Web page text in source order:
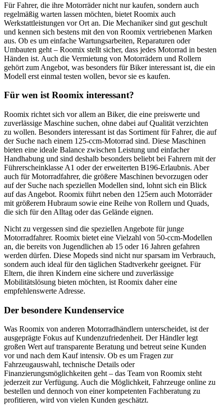
Für Fahrer, die ihre Motorräder nicht nur kaufen, sondern auch
regelmäßig warten lassen möchten, bietet Roomix auch
Werkstattleistungen vor Ort an. Die Mechaniker sind gut geschult
und kennen sich bestens mit den von Roomix vertriebenen Marken
aus. Ob es um einfache Wartungsarbeiten, Reparaturen oder
Umbauten geht – Roomix stellt sicher, dass jedes Motorrad in besten
Händen ist. Auch die Vermietung von Motorrädern und Rollern
gehört zum Angebot, was besonders für Biker interessant ist, die ein
Modell erst einmal testen wollen, bevor sie es kaufen.
Für wen ist Roomix interessant?
Roomix richtet sich vor allem an Biker, die eine preiswerte und
zuverlässige Maschine suchen, ohne dabei auf Qualität verzichten
zu wollen. Besonders interessant ist das Sortiment für Fahrer, die auf
der Suche nach einem 125-ccm-Motorrad sind. Diese Maschinen
bieten eine ideale Balance zwischen Leistung und einfacher
Handhabung und sind deshalb besonders beliebt bei Fahrern mit der
Führerscheinklasse A1 oder der erweiterten B196-Erlaubnis. Aber
auch für Motorradfahrer, die größere Maschinen bevorzugen oder
auf der Suche nach speziellen Modellen sind, lohnt sich ein Blick
auf das Angebot. Roomix führt neben den 125ern auch Motorräder
mit größerem Hubraum sowie eine Reihe von Rollern und Quads,
die sich für den Alltag oder das Gelände eignen​.
Nicht zu vergessen sind die speziellen Angebote für junge
Motorradfahrer. Roomix bietet eine Vielzahl von 50-ccm-Modellen
an, die bereits von Jugendlichen ab 15 oder 16 Jahren gefahren
werden dürfen. Diese Mopeds sind nicht nur sparsam im Verbrauch,
sondern auch ideal für den täglichen Stadtverkehr geeignet. Für
Eltern, die ihren Kindern eine sichere und zuverlässige
Mobilitätslösung bieten möchten, ist Roomix daher eine
empfehlenswerte Adresse​.
Der besondere Kundenservice
Was Roomix von anderen Motorradhändlern unterscheidet, ist der
ausgeprägte Fokus auf Kundenzufriedenheit. Der Händler legt
großen Wert auf transparente Beratung und betreut seine Kunden
vor und nach dem Kauf intensiv. Ob es um Fragen zur
Fahrzeugauswahl, technische Details oder
Finanzierungsmöglichkeiten geht – das Team von Roomix steht
jederzeit zur Verfügung. Auch die Möglichkeit, Fahrzeuge online zu
bestellen und dennoch von einer kompetenten Fachberatung zu
profitieren, wird von vielen Kunden geschätzt​.